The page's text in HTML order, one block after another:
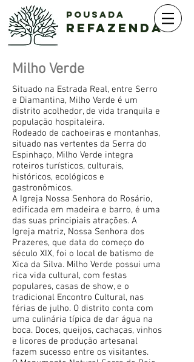
Pousada
REFAZENDA
Milho Verde
Situado na Estrada Real, entre Serro
e Diamantina, Milho Verde é um
distrito acolhedor, de vida tranquila e
população hospitaleira.
Rodeado de cachoeiras e montanhas,
situado nas vertentes da Serra do
Espinhaço, Milho Verde integra
roteiros turísticos, culturais,
históricos, ecológicos e
gastronômicos.
A Igreja Nossa Senhora do Rosário,
edificada em madeira e barro, é uma
das suas principiais atrações. A
Igreja matriz, Nossa Senhora dos
Prazeres, que data do começo do
século XIX, foi o local de batismo de
Xica da Silva. Milho Verde possui uma
rica vida cultural, com festas
populares, casas de show, e o
tradicional Encontro Cultural, nas
férias de julho. O distrito conta com
uma culinária típica de dar água na
boca. Doces, queijos, cachaças, vinhos
e licores de produção artesanal
fazem sucesso entre os visitantes.